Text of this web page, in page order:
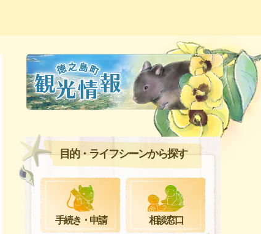
目的・ライフシーンから探す
手続き・申請 相談窓口